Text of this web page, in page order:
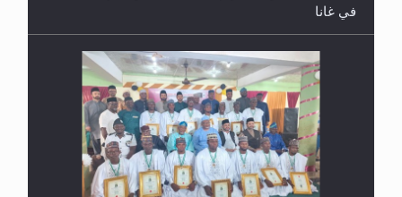
في غانا